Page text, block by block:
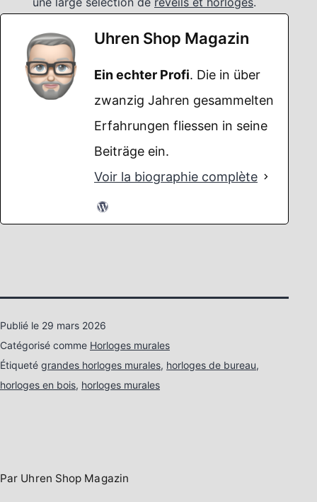
Uhren Shop Magazin
Ein echter Profi. Die in über
zwanzig Jahren gesammelten
Erfahrungen fliessen in seine
Beiträge ein.
Voir la biographie complète
Publié le 29 mars 2026
Catégorisé comme Horloges murales
Étiqueté grandes horloges murales, horloges de bureau,
horloges en bois, horloges murales
Par Uhren Shop Magazin